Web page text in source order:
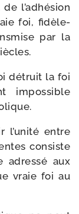
l’adhésion
foi, fidè­le­
par la
détruit la foi
impos­sible
l’unité entre
consiste
adres­sé aux
vraie foi au